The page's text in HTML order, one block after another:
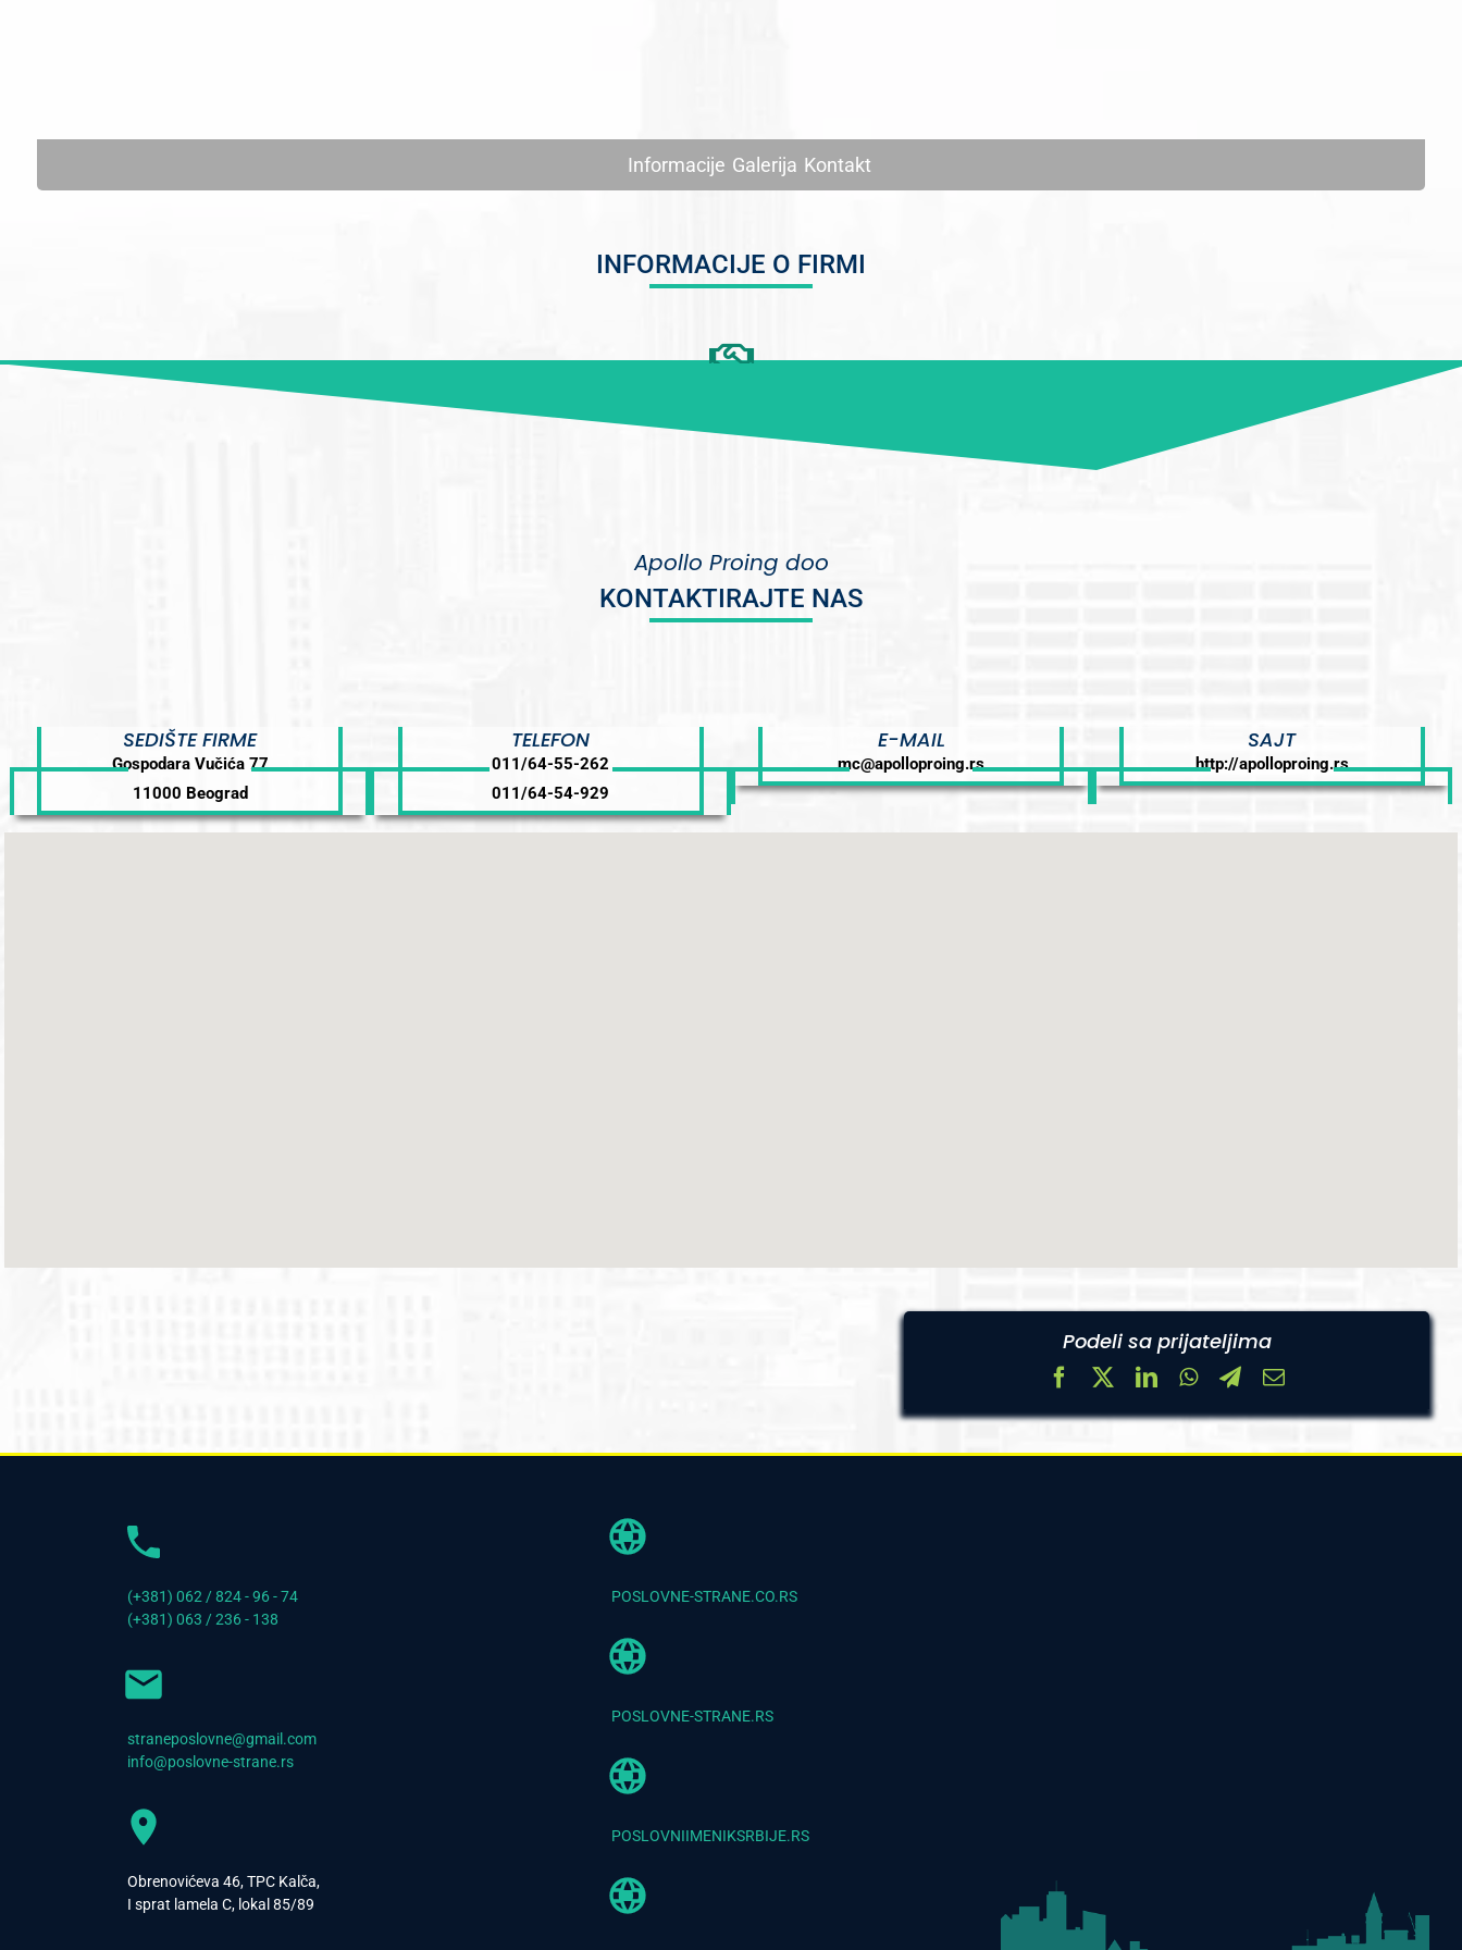
Informacije Galerija Kontakt
INFORMACIJE O FIRMI
Apollo Proing doo
KONTAKTIRAJTE NAS
SEDIŠTE FIRME
Gospodara Vučića 77
11000 Beograd
TELEFON
011/64-55-262
011/64-54-929
E-MAIL
mc@apolloproing.rs
SAJT
http://apolloproing.rs
Podeli sa prijateljima
(+381) 062 / 824 - 96 - 74
(+381) 063 / 236 - 138
straneposlovne@gmail.com
info@poslovne-strane.rs
Obrenovićeva 46, TPC Kalča,
I sprat lamela C, lokal 85/89
POSLOVNE-STRANE.CO.RS
POSLOVNE-STRANE.RS
POSLOVNIIMENIKSRBIJE.RS